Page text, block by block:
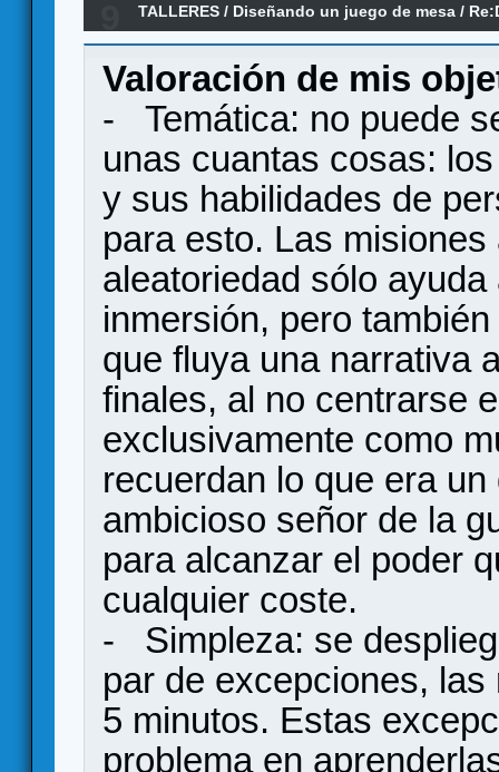
TALLERES / Diseñando un juego de mesa /
Valoración de mis
- Temática: no puede
unas cuantas cosas:
y sus habilidades de
para esto. Las
aleatoriedad sólo
inmersión, pero
que fluya una narrativa
finales, al no centrarse
exclusivamente como
recuerdan lo que era
ambicioso señor de la
para alcanzar el poder
cualquier coste.
- Simpleza: se
par de excepciones,
5 minutos. Estas
problema en